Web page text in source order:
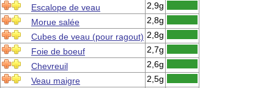
Escalope de veau
2,9g
Morue salée
2,8g
Cubes de veau (pour ragout) 2,8g
Foie de boeuf
2,7g
Chevreuil
2,6g
Veau maigre
2,5g